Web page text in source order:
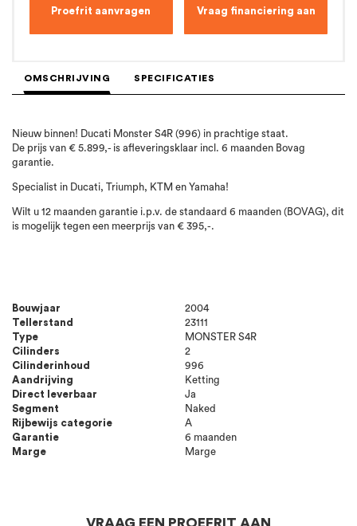
Proefrit aanvragen Vraag financiering aan
OMSCHRIJVING SPECIFICATIES
Nieuw binnen! Ducati Monster S4R (996) in prachtige staat.
De prijs van € 5.899,- is afleveringsklaar incl. 6 maanden Bovag
garantie.
Specialist in Ducati, Triumph, KTM en Yamaha!
Wilt u 12 maanden garantie i.p.v. de standaard 6 maanden (BOVAG), dit
is mogelijk tegen een meerprijs van € 395,-.
Bouwjaar
2004
Tellerstand
23111
Type
MONSTER S4R
Cilinders
2
Cilinderinhoud
996
Aandrijving
Ketting
Direct leverbaar
Ja
Segment
Naked
Rijbewijs categorie
A
Garantie
6 maanden
Marge
Marge